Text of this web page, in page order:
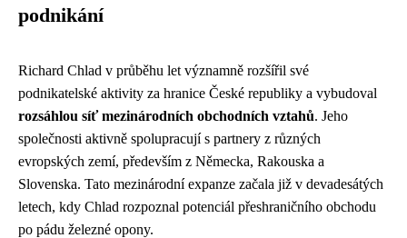
podnikání
Richard Chlad v průběhu let významně rozšířil své
podnikatelské aktivity za hranice České republiky a vybudoval
rozsáhlou síť mezinárodních obchodních vztahů. Jeho
společnosti aktivně spolupracují s partnery z různých
evropských zemí, především z Německa, Rakouska a
Slovenska. Tato mezinárodní expanze začala již v devadesátých
letech, kdy Chlad rozpoznal potenciál přeshraničního obchodu
po pádu železné opony.